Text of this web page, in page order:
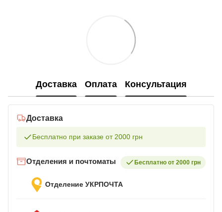
Доставка Оплата Консультация
Доставка
Бесплатно при заказе от 2000 грн
Отделения и почтоматы Бесплатно от 2000 грн
Отделение УКРПОЧТА